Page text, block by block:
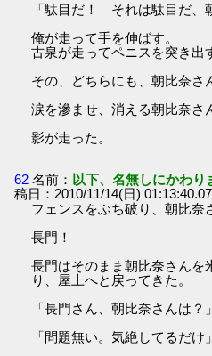
「駄目だ！ それは駄目だ、
俺が走って手を伸ばす。
古泉が走ってペニスを突き出
その、どちらにも、朝比奈さ
涙を滲ませ、消える朝比奈さ
影が走った。
62 名前： 以下、名無しにかわ
稿日：2010/11/14(日)
フェンスをぶち破り、朝比奈
長門！
長門はそのまま朝比奈さんを
り、屋上へと戻ってきた。
「長門さん、朝比奈さんは？」
「問題無い。気絶してるだけ」